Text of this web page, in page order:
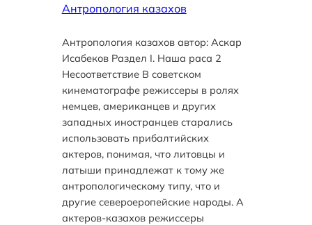
Антропология казахов
Антропология казахов автор: Аскар
Исабеков Раздел I. Наша раса 2
Несоответствие В советском
кинематографе режиссеры в ролях
немцев, американцев и других
западных иностранцев старались
использовать прибалтийских
актеров, понимая, что литовцы и
латыши принадлежат к тому же
антропологическому типу, что и
другие североеропейские народы. А
актеров-казахов режиссеры